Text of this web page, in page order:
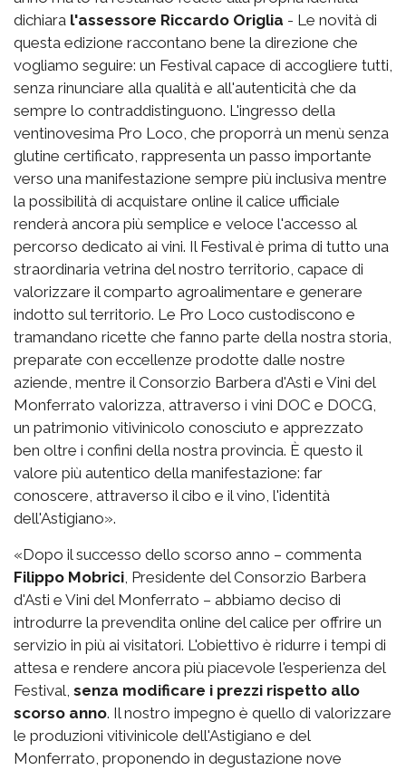
dichiara l'assessore Riccardo Origlia - Le novità di
questa edizione raccontano bene la direzione che
vogliamo seguire: un Festival capace di accogliere tutti,
senza rinunciare alla qualità e all'autenticità che da
sempre lo contraddistinguono. L'ingresso della
ventinovesima Pro Loco, che proporrà un menù senza
glutine certificato, rappresenta un passo importante
verso una manifestazione sempre più inclusiva mentre
la possibilità di acquistare online il calice ufficiale
renderà ancora più semplice e veloce l'accesso al
percorso dedicato ai vini. Il Festival è prima di tutto una
straordinaria vetrina del nostro territorio, capace di
valorizzare il comparto agroalimentare e generare
indotto sul territorio. Le Pro Loco custodiscono e
tramandano ricette che fanno parte della nostra storia,
preparate con eccellenze prodotte dalle nostre
aziende, mentre il Consorzio Barbera d'Asti e Vini del
Monferrato valorizza, attraverso i vini DOC e DOCG,
un patrimonio vitivinicolo conosciuto e apprezzato
ben oltre i confini della nostra provincia. È questo il
valore più autentico della manifestazione: far
conoscere, attraverso il cibo e il vino, l'identità
dell'Astigiano».
«Dopo il successo dello scorso anno – commenta
Filippo Mobrici , Presidente del Consorzio Barbera
d'Asti e Vini del Monferrato – abbiamo deciso di
introdurre la prevendita online del calice per offrire un
servizio in più ai visitatori. L'obiettivo è ridurre i tempi di
attesa e rendere ancora più piacevole l'esperienza del
Festival, senza modificare i prezzi rispetto allo
scorso anno. Il nostro impegno è quello di valorizzare
le produzioni vitivinicole dell'Astigiano e del
Monferrato, proponendo in degustazione nove